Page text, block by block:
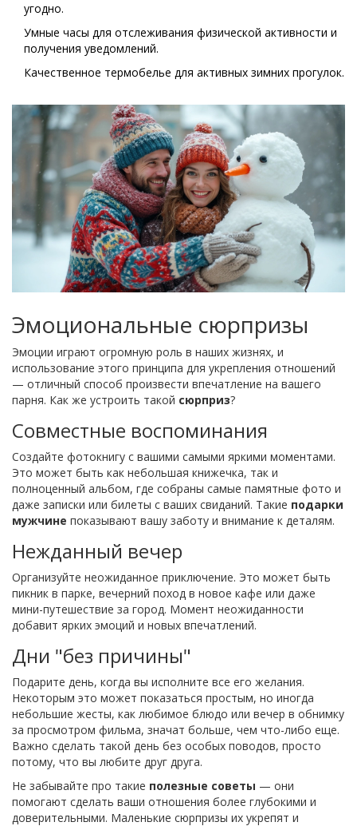
угодно.
Умные часы для отслеживания физической активности и
получения уведомлений.
Качественное термобелье для активных зимних прогулок.
Эмоциональные сюрпризы
Эмоции играют огромную роль в наших жизнях, и
использование этого принципа для укрепления отношений
— отличный способ произвести впечатление на вашего
парня. Как же устроить такой сюрприз?
Совместные воспоминания
Создайте фотокнигу с вашими самыми яркими моментами.
Это может быть как небольшая книжечка, так и
полноценный альбом, где собраны самые памятные фото и
даже записки или билеты с ваших свиданий. Такие подарки
мужчине показывают вашу заботу и внимание к деталям.
Нежданный вечер
Организуйте неожиданное приключение. Это может быть
пикник в парке, вечерний поход в новое кафе или даже
мини-путешествие за город. Момент неожиданности
добавит ярких эмоций и новых впечатлений.
Дни "без причины"
Подарите день, когда вы исполните все его желания.
Некоторым это может показаться простым, но иногда
небольшие жесты, как любимое блюдо или вечер в обнимку
за просмотром фильма, значат больше, чем что-либо еще.
Важно сделать такой день без особых поводов, просто
потому, что вы любите друг друга.
Не забывайте про такие полезные советы — они
помогают сделать ваши отношения более глубокими и
доверительными. Маленькие сюрпризы их укрепят и